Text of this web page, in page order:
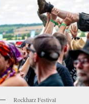
Rockharz Festival